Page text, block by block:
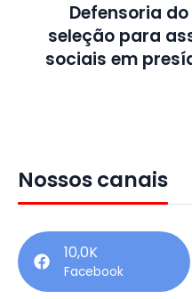
Defensoria
seleção para
sociais em
Nossos canais
10,0K
Facebook